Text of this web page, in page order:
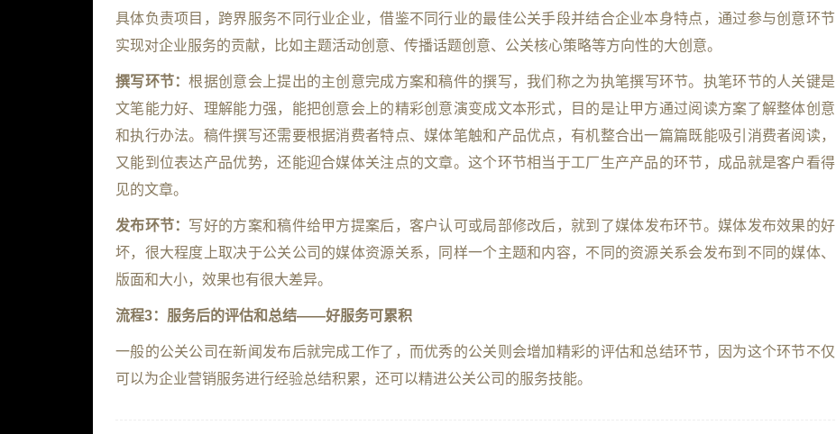
具体负责项目，跨界服务不同行业企业，借鉴不同行业的最佳公关手段并结合企业本身特点，通过参与创意环节
实现对企业服务的贡献，比如主题活动创意、传播话题创意、公关核心策略等方向性的大创意。
撰写环节：根据创意会上提出的主创意完成方案和稿件的撰写，我们称之为执笔撰写环节。执笔环节的人关键是
文笔能力好、理解能力强，能把创意会上的精彩创意演变成文本形式，目的是让甲方通过阅读方案了解整体创意
和执行办法。稿件撰写还需要根据消费者特点、媒体笔触和产品优点，有机整合出一篇篇既能吸引消费者阅读，
又能到位表达产品优势，还能迎合媒体关注点的文章。这个环节相当于工厂生产产品的环节，成品就是客户看得
见的文章。
发布环节： 写好的方案和稿件给甲方提案后，客户认可或局部修改后，就到了媒体发布环节。媒体发布效果的好
坏，很大程度上取决于公关公司的媒体资源关系，同样一个主题和内容，不同的资源关系会发布到不同的媒体、
版面和大小，效果也有很大差异。
流程3：服务后的评估和总结——好服务可累积
一般的公关公司在新闻发布后就完成工作了，而优秀的公关则会增加精彩的评估和总结环节，因为这个环节不仅
可以为企业营销服务进行经验总结积累，还可以精进公关公司的服务技能。